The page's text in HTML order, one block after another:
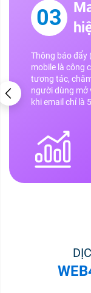
03
Thông báo đẩy
mobile là công
tương tác,
người dùng mở
khi email chỉ là